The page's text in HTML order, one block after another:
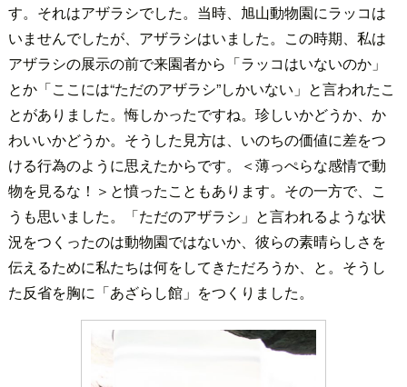
す。それはアザラシでした。当時、旭山動物園にラッコは
いませんでしたが、アザラシはいました。この時期、私は
アザラシの展示の前で来園者から「ラッコはいないのか」
とか「ここには“ただのアザラシ”しかいない」と言われたこ
とがありました。悔しかったですね。珍しいかどうか、か
わいいかどうか。そうした見方は、いのちの価値に差をつ
ける行為のように思えたからです。＜薄っぺらな感情で動
物を見るな！＞と憤ったこともあります。その一方で、こ
うも思いました。「ただのアザラシ」と言われるような状
況をつくったのは動物園ではないか、彼らの素晴らしさを
伝えるために私たちは何をしてきただろうか、と。そうし
た反省を胸に「あざらし館」をつくりました。